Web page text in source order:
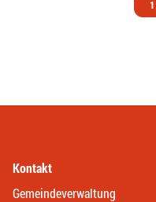
1
Kontakt
Gemeindeverwaltung